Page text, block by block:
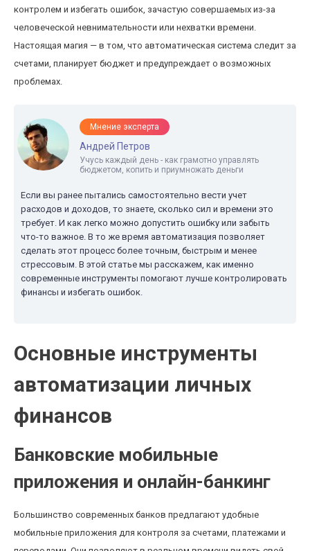
контролем и избегать ошибок, зачастую совершаемых из-за
человеческой невнимательности или нехватки времени.
Настоящая магия — в том, что автоматическая система следит за
счетами, планирует бюджет и предупреждает о возможных
проблемах.
Мнение эксперта
Андрей Петров
Учусь каждый день - как грамотно управлять
бюджетом, копить и приумножать деньги
Если вы ранее пытались самостоятельно вести учет
расходов и доходов, то знаете, сколько сил и времени это
требует. И как легко можно допустить ошибку или забыть
что-то важное. В то же время автоматизация позволяет
сделать этот процесс более точным, быстрым и менее
стрессовым. В этой статье мы расскажем, как именно
современные инструменты помогают лучше контролировать
финансы и избегать ошибок.
Основные инструменты
автоматизации личных
финансов
Банковские мобильные
приложения и онлайн-банкинг
Большинство современных банков предлагают удобные
мобильные приложения для контроля за счетами, платежами и